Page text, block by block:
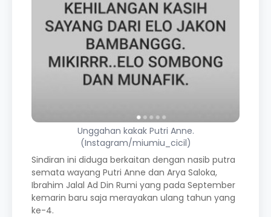
Unggahan kakak Putri Anne.
(Instagram/miumiu_cicil)
Sindiran ini diduga berkaitan dengan nasib putra
semata wayang Putri Anne dan Arya Saloka,
Ibrahim Jalal Ad Din Rumi yang pada September
kemarin baru saja merayakan ulang tahun yang
ke-4.